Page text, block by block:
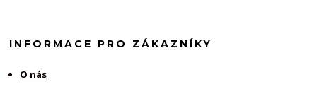
INFORMACE PRO ZÁKAZNÍKY
O nás